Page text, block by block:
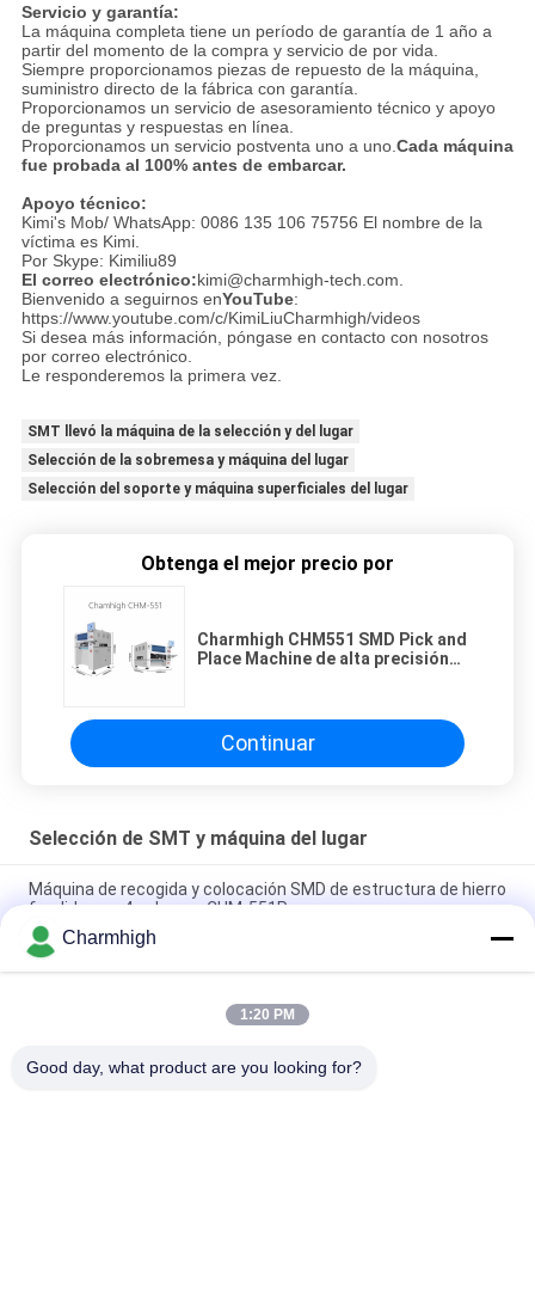
Servicio y garantía:
La máquina completa tiene un período de garantía de 1 año a
partir del momento de la compra y servicio de por vida.
Siempre proporcionamos piezas de repuesto de la máquina,
suministro directo de la fábrica con garantía.
Proporcionamos un servicio de asesoramiento técnico y apoyo
de preguntas y respuestas en línea.
Proporcionamos un servicio postventa uno a uno. Cada máquina
fue probada al 100% antes de embarcar.
Apoyo técnico:
Kimi's Mob/ WhatsApp: 0086 135 106 75756 El nombre de la
víctima es Kimi.
Por Skype: Kimiliu89
El correo electrónico:kimi@charmhigh-tech.com.
Bienvenido a seguirnos enYouTube:
https://www.youtube.com/c/KimiLiuCharmhigh/videos
Si desea más información, póngase en contacto con nosotros
por correo electrónico.
Le responderemos la primera vez.
SMT llevó la máquina de la selección y del lugar
Selección de la sobremesa y máquina del lugar
Selección del soporte y máquina superficiales del lugar
Obtenga el mejor precio por
Charmhigh CHM551 SMD Pick and
Place Machine de alta precisión
Continuar
Selección de SMT y máquina del lugar
Máquina de recogida y colocación SMD de estructura de hierro
fundido con 4 cabezas CHM-551P
Máquina de colocación y recogida SMT TC06 de diseño
estrecho y alta precisión, 6 cabezales, compatible con 01005
La máquina de montaje de chips SMT para fabricación de
Charmhigh
1:20 PM
Good day, what product are you looking for?